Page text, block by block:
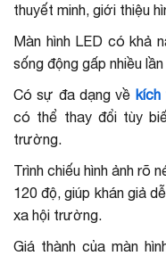
thuyết minh, giới thiệu
Màn hình LED có khả
sống động gấp nhiều
Có sự đa dạng về kích
có thể thay đổi tùy
trường.
Trình chiếu hình ảnh rõ
120 độ, giúp khán giả
xa hội trường.
Giá thành của màn